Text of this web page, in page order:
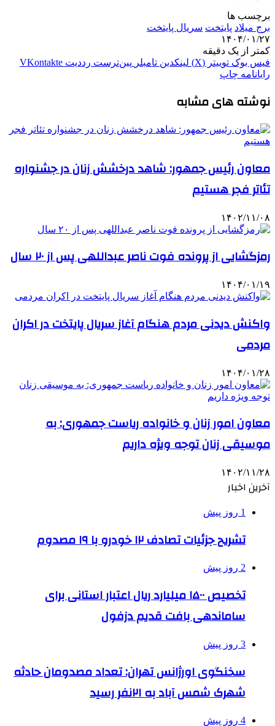
برچسب ها
برج میلاد پایتخت سریال پایتخت
۱۴۰۴/۰۱/۲۷
کمتر از یک دقیقه
فیس بوک توییتر (X) لینکدین ‫تامبلر ‫پین‌ترست ‫رددیت ‫VKontakte
رایانامه چاپ
نوشته های مشابه
معاون رئیس جمهور: شاهد درخشش زنان در جشنواره
تئاتر فجر هستیم
۱۴۰۲/۱۱/۰۸
رمزگشایی از پرونده فوت ناصر عبداللهی پس از ۲۰ سال
۱۴۰۴/۰۱/۱۹
واکنش دیدنی مردم هنگام آغاز سریال پایتخت در اکران
مردمی
۱۴۰۴/۰۱/۲۸
معاون امور زنان و خانواده ریاست جمهوری: به
موسیقی زنان توجه ویژه داریم
۱۴۰۲/۱۱/۲۸
آخرین اخبار
1 روز پیش
تشریح جزئیات تصادف ۱۲ خودرو با ۱۹ مصدوم
2 روز پیش
تخصیص ۱۵۰۰ میلیارد ریال اعتبار استانی برای
ساماندهی بافت قدیم دزفول
3 روز پیش
سخنگوی اورژانس تهران: تعداد مصدومان حادثه
شهرک شمس آباد به ۲۱نفر رسید
4 روز پیش